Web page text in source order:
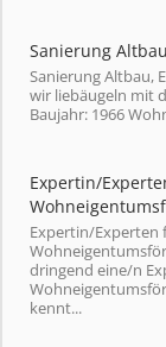
Sanierung
Sanierung Altbau,
wir liebäugeln mit
Baujahr: 1966
Expertin/
Expertin/Experten
dringend eine/n
kennt...